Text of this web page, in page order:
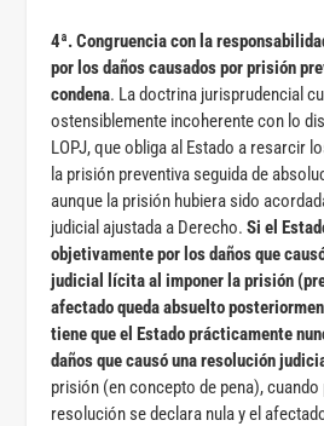
4ª. Congruencia con la
por los daños causados por prisión
condena. La doctrina jurisprudencial
ostensiblemente incoherente con lo
LOPJ, que obliga al Estado a resarcir
la prisión preventiva seguida de
aunque la prisión hubiera sido
judicial ajustada a Derecho.Si el
objetivamente por los daños que
judicial lícita al imponer la prisión
afectado queda absuelto
tiene que el Estado prácticamente
daños que causó una resolución
prisión (en concepto de pena),
resolución se declara nula y el